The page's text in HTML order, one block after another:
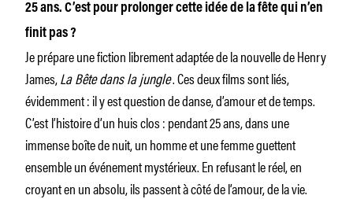
25 ans. C’est pour prolonger cette idée de la fête qui n’en
finit pas ?
Je prépare une fiction librement adaptée de la nouvelle de Henry
James,La Bête dans la jungle. Ces deux films sont liés,
évidemment : il y est question de danse, d’amour et de temps.
C’estl’histoire d’un huis clos : pendant 25 ans, dans une
immense boîte de nuit, un homme et une femme guettent
ensemble un événement mystérieux. En refusant le réel, en
croyant en un absolu, ils passent à côté de l’amour, de la vie.